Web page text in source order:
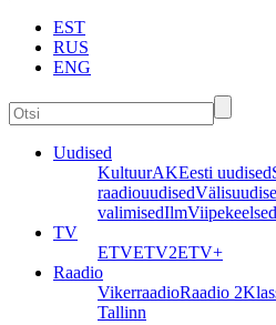
EST
RUS
ENG
Uudised
KultuurAKEesti uudised
raadiouudised
valimisedIlmViipekeelsed
TV
ETVETV2ETV+
Raadio
VikerraadioRaadio 2
Tallinn